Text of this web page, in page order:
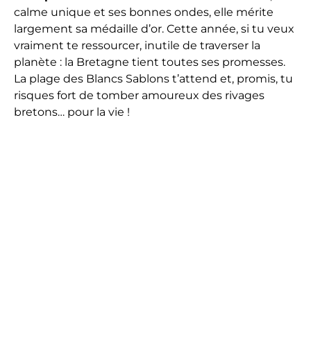
calme unique et ses bonnes ondes, elle mérite
largement sa médaille d’or. Cette année, si tu veux
vraiment te ressourcer, inutile de traverser la
planète : la Bretagne tient toutes ses promesses.
La plage des Blancs Sablons t’attend et, promis, tu
risques fort de tomber amoureux des rivages
bretons… pour la vie !